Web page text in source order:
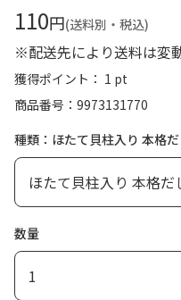
110円(送料別・税込)
※配送先により送料は変
獲得ポイント： 1 pt
商品番号
9973131770
種類：ほたて貝柱入り 本格
数量
1